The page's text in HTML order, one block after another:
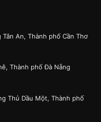
Tân An, Thành phố Cần Thơ
Thành phố Đà Nẵng
Thủ Dầu Một, Thành phố